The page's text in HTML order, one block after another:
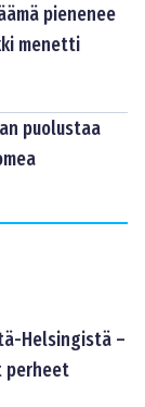
pienenee
menetti
puolustaa
Helsingistä –
perheet